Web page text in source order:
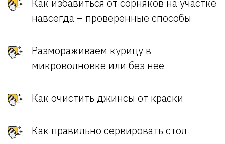
навсегда – проверенные способы
Размораживаем курицу в
микроволновке или без нее
Как очистить джинсы от краски
Как правильно сервировать стол